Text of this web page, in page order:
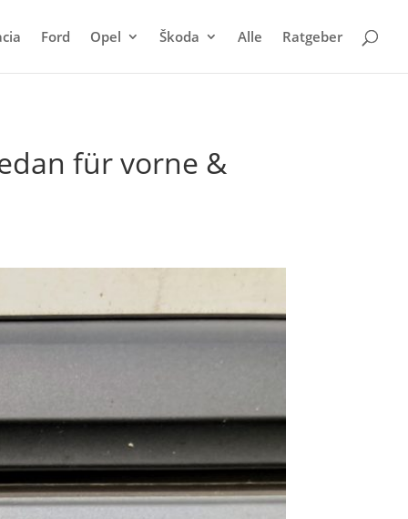
Ford Opel Škoda Alle Ratgeber
für vorne &